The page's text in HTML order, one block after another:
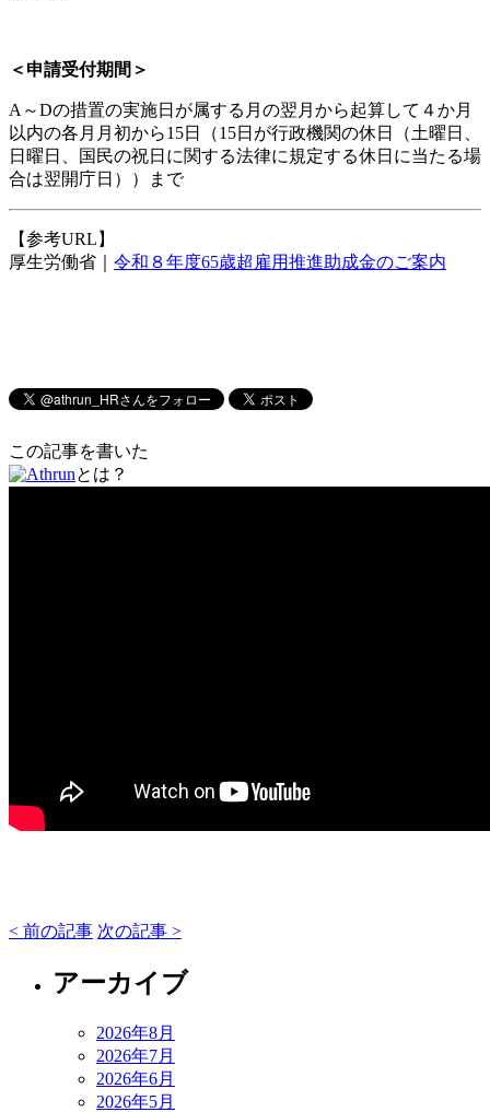
＜申請受付期間＞
A～Dの措置の実施日が属する月の翌月から起算して４か月
以内の各月月初から15日（15日が行政機関の休日（土曜日、
日曜日、国民の祝日に関する法律に規定する休日に当たる場
合は翌開庁日））まで
【参考URL】
厚生労働省｜ 令和８年度65歳超雇用推進助成金のご案内
この記事を書いた
とは？
< 前の記事 次の記事 >
アーカイブ
2026年8月
2026年7月
2026年6月
2026年5月